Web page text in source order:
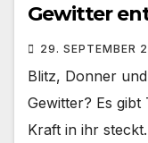
Gewitter
29. SEPTEMBER
Blitz, Donner
Gewitter? Es gibt
Kraft in ihr